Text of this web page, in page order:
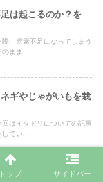
は起こるのか？を
、窒素不足になってしまう
まま...
ギやじゃがいもを栽
はイタドリについての記事
てい...
の方法から発芽、開
トップ サイドバー